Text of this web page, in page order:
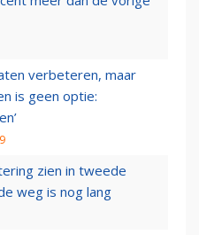
verbeteren, maar
is geen optie:
zien in tweede
weg is nog lang